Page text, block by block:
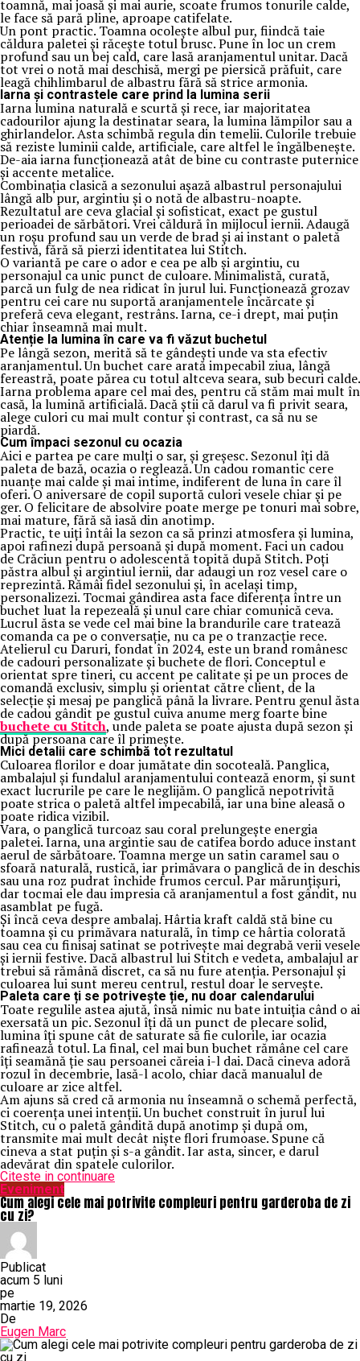
toamnă, mai joasă și mai aurie, scoate frumos tonurile calde,
le face să pară pline, aproape catifelate.
Un pont practic. Toamna ocolește albul pur, fiindcă taie
căldura paletei și răcește totul brusc. Pune în loc un crem
profund sau un bej cald, care lasă aranjamentul unitar. Dacă
tot vrei o notă mai deschisă, mergi pe piersică prăfuit, care
leagă chihlimbarul de albastru fără să strice armonia.
Iarna și contrastele care prind la lumina serii
Iarna lumina naturală e scurtă și rece, iar majoritatea
cadourilor ajung la destinatar seara, la lumina lămpilor sau a
ghirlandelor. Asta schimbă regula din temelii. Culorile trebuie
să reziste luminii calde, artificiale, care altfel le îngălbenește.
De-aia iarna funcționează atât de bine cu contraste puternice
și accente metalice.
Combinația clasică a sezonului așază albastrul personajului
lângă alb pur, argintiu și o notă de albastru-noapte.
Rezultatul are ceva glacial și sofisticat, exact pe gustul
perioadei de sărbători. Vrei căldură în mijlocul iernii. Adaugă
un roșu profund sau un verde de brad și ai instant o paletă
festivă, fără să pierzi identitatea lui Stitch.
O variantă pe care o ador e cea pe alb și argintiu, cu
personajul ca unic punct de culoare. Minimalistă, curată,
parcă un fulg de nea ridicat în jurul lui. Funcționează grozav
pentru cei care nu suportă aranjamentele încărcate și
preferă ceva elegant, restrâns. Iarna, ce-i drept, mai puțin
chiar înseamnă mai mult.
Atenție la lumina în care va fi văzut buchetul
Pe lângă sezon, merită să te gândești unde va sta efectiv
aranjamentul. Un buchet care arată impecabil ziua, lângă
fereastră, poate părea cu totul altceva seara, sub becuri calde.
Iarna problema apare cel mai des, pentru că stăm mai mult în
casă, la lumină artificială. Dacă știi că darul va fi privit seara,
alege culori cu mai mult contur și contrast, ca să nu se
piardă.
Cum împaci sezonul cu ocazia
Aici e partea pe care mulți o sar, și greșesc. Sezonul îți dă
paleta de bază, ocazia o reglează. Un cadou romantic cere
nuanțe mai calde și mai intime, indiferent de luna în care îl
oferi. O aniversare de copil suportă culori vesele chiar și pe
ger. O felicitare de absolvire poate merge pe tonuri mai sobre,
mai mature, fără să iasă din anotimp.
Practic, te uiți întâi la sezon ca să prinzi atmosfera și lumina,
apoi rafinezi după persoană și după moment. Faci un cadou
de Crăciun pentru o adolescentă topită după Stitch. Poți
păstra albul și argintiul iernii, dar adaugi un roz vesel care o
reprezintă. Rămâi fidel sezonului și, în același timp,
personalizezi. Tocmai gândirea asta face diferența între un
buchet luat la repezeală și unul care chiar comunică ceva.
Lucrul ăsta se vede cel mai bine la brandurile care tratează
comanda ca pe o conversație, nu ca pe o tranzacție rece.
Atelierul cu Daruri, fondat în 2024, este un brand românesc
de cadouri personalizate și buchete de flori. Conceptul e
orientat spre tineri, cu accent pe calitate și pe un proces de
comandă exclusiv, simplu și orientat către client, de la
selecție și mesaj pe panglică până la livrare. Pentru genul ăsta
de cadou gândit pe gustul cuiva anume merg foarte bine
buchete cu Stitch, unde paleta se poate ajusta după sezon și
după persoana care îl primește.
Mici detalii care schimbă tot rezultatul
Culoarea florilor e doar jumătate din socoteală. Panglica,
ambalajul și fundalul aranjamentului contează enorm, și sunt
exact lucrurile pe care le neglijăm. O panglică nepotrivită
poate strica o paletă altfel impecabilă, iar una bine aleasă o
poate ridica vizibil.
Vara, o panglică turcoaz sau coral prelungește energia
paletei. Iarna, una argintie sau de catifea bordo aduce instant
aerul de sărbătoare. Toamna merge un satin caramel sau o
sfoară naturală, rustică, iar primăvara o panglică de in deschis
sau una roz pudrat închide frumos cercul. Par mărunțișuri,
dar tocmai ele dau impresia că aranjamentul a fost gândit, nu
asamblat pe fugă.
Și încă ceva despre ambalaj. Hârtia kraft caldă stă bine cu
toamna și cu primăvara naturală, în timp ce hârtia colorată
sau cea cu finisaj satinat se potrivește mai degrabă verii vesele
și iernii festive. Dacă albastrul lui Stitch e vedeta, ambalajul ar
trebui să rămână discret, ca să nu fure atenția. Personajul și
culoarea lui sunt mereu centrul, restul doar le servește.
Paleta care ți se potrivește ție, nu doar calendarului
Toate regulile astea ajută, însă nimic nu bate intuiția când o ai
exersată un pic. Sezonul îți dă un punct de plecare solid,
lumina îți spune cât de saturate să fie culorile, iar ocazia
rafinează totul. La final, cel mai bun buchet rămâne cel care
îți seamănă ție sau persoanei căreia i-l dai. Dacă cineva adoră
rozul în decembrie, lasă-l acolo, chiar dacă manualul de
culoare ar zice altfel.
Am ajuns să cred că armonia nu înseamnă o schemă perfectă,
ci coerența unei intenții. Un buchet construit în jurul lui
Stitch, cu o paletă gândită după anotimp și după om,
transmite mai mult decât niște flori frumoase. Spune că
cineva a stat puțin și s-a gândit. Iar asta, sincer, e darul
adevărat din spatele culorilor.
Citeste in continuare
Eveniment
Cum alegi cele mai potrivite compleuri pentru garderoba de zi
cu zi?
Publicat
acum 5 luni
pe
martie 19, 2026
De
Eugen Marc